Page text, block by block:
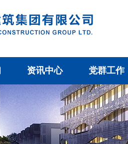
资讯中心 党群工作